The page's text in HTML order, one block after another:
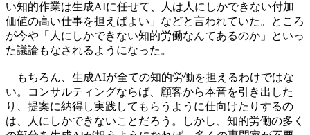
い知的作業は生成AIに任せて、人は人にしかできない付加
価値の高い仕事を担えばよい」などと言われていた。ところ
が今や「人にしかできない知的労働なんてあるのか」といっ
た議論もなされるようになった。
もちろん、生成AIが全ての知的労働を担えるわけではな
い。コンサルティングならば、顧客から本音を引き出した
り、提案に納得し実践してもらうように仕向けたりするの
は、人にしかできないことだろう。しかし、知的労働の多く